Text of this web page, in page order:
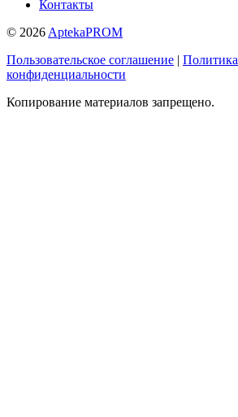
Контакты
© 2026 AptekaPROM
Пользовательское соглашение | Политика
конфиденциальности
Копирование материалов запрещено.